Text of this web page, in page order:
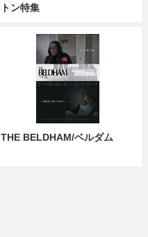
トン特集
THE BELDHAM/ベルダム